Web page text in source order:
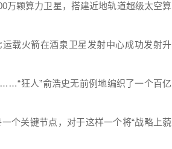
万颗算力卫星，搭建近地轨道超级太空算
载火箭在酒泉卫星发射中心成功发射升
狂人”俞浩史无前例地编织了一个百亿
个关键节点，对于这样一个将“战略上藐